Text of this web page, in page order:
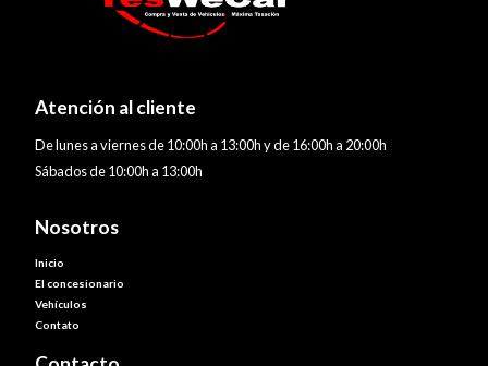
Atención al cliente
De lunes a viernes de 10:00h a 13:00h y de 16:00h a 20:00h
Sábados de 10:00h a 13:00h
Nosotros
Inicio
El concesionario
Vehículos
Contato